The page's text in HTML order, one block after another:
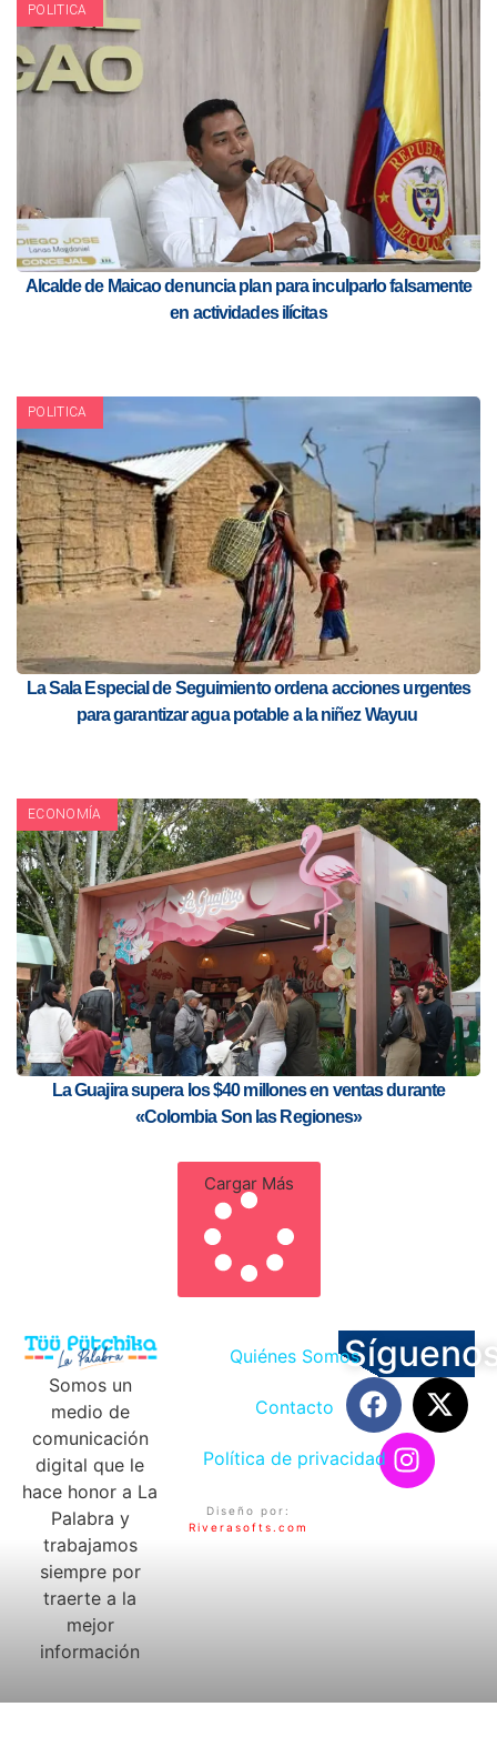
POLITICA
Alcalde de Maicao denuncia plan para inculparlo falsamente
en actividades ilícitas
POLITICA
La Sala Especial de Seguimiento ordena acciones urgentes
para garantizar agua potable a la niñez Wayuu
ECONOMÍA
La Guajira supera los $40 millones en ventas durante
«Colombia Son las Regiones»
Cargar Más
Somos un
medio de
comunicación
digital que le
hace honor a La
Palabra y
trabajamos
siempre por
traerte a la
mejor
información
Quiénes Somos
Contacto
Política de privacidad
Diseño por:
Riverasofts.com